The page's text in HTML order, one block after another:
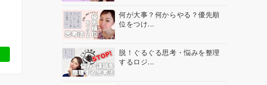
何が大事？何からやる？優先順
位をつけ...
脱！ぐるぐる思考・悩みを整理
するロジ...